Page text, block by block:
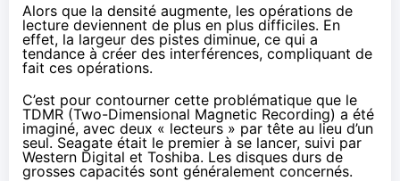
Alors que la densité augmente, les opérations de
lecture deviennent de plus en plus difficiles. En
effet, la largeur des pistes diminue, ce qui a
tendance à créer des interférences, compliquant de
fait ces opérations.
C’est pour contourner cette problématique que le
TDMR (Two-Dimensional Magnetic Recording) a été
imaginé, avec deux « lecteurs » par tête au lieu d’un
seul. Seagate était le premier à se lancer, suivi par
Western Digital et Toshiba. Les disques durs de
grosses capacités sont généralement concernés.